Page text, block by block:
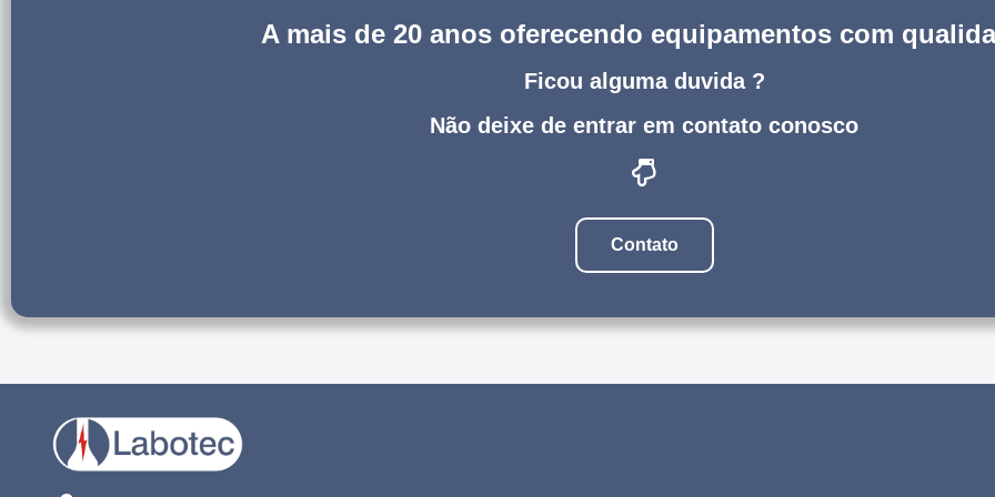
A mais de 20 anos oferecendo equipamentos com
Ficou alguma duvida ?
Não deixe de entrar em contato conosco
Contato